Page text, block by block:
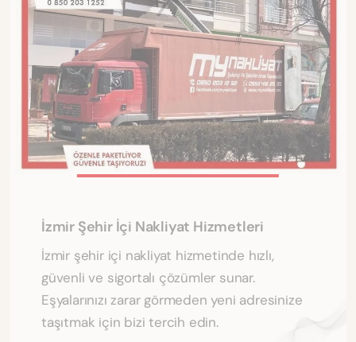
İzmir şehir içi nakliyat hizmetinde hızlı,
güvenli ve sigortalı çözümler sunar.
Eşyalarınızı zarar görmeden yeni adresinize
taşıtmak için bizi tercih edin.